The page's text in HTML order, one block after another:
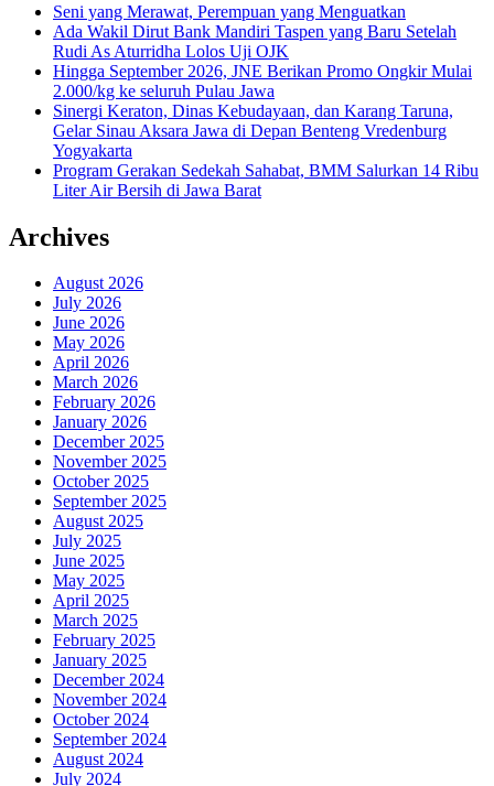
Seni yang Merawat, Perempuan yang Menguatkan
Ada Wakil Dirut Bank Mandiri Taspen yang Baru Setelah
Rudi As Aturridha Lolos Uji OJK
Hingga September 2026, JNE Berikan Promo Ongkir Mulai
2.000/kg ke seluruh Pulau Jawa
Sinergi Keraton, Dinas Kebudayaan, dan Karang Taruna,
Gelar Sinau Aksara Jawa di Depan Benteng Vredenburg
Yogyakarta
Program Gerakan Sedekah Sahabat, BMM Salurkan 14 Ribu
Liter Air Bersih di Jawa Barat
Archives
August 2026
July 2026
June 2026
May 2026
April 2026
March 2026
February 2026
January 2026
December 2025
November 2025
October 2025
September 2025
August 2025
July 2025
June 2025
May 2025
April 2025
March 2025
February 2025
January 2025
December 2024
November 2024
October 2024
September 2024
August 2024
July 2024